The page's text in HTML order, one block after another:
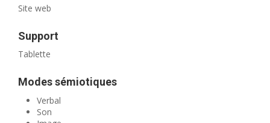
Site web
Support
Tablette
Modes sémiotiques
Verbal
Son